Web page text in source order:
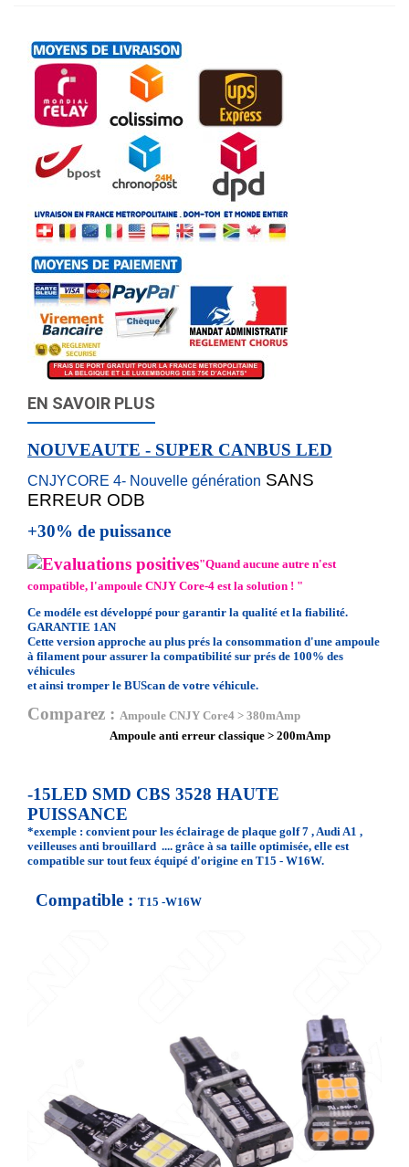
EN SAVOIR PLUS
NOUVEAUTE - SUPER CANBUS LED
CNJYCORE 4- Nouvelle génération SANS
ERREUR ODB
+30% de puissance
"Quand aucune autre n'est
compatible, l'ampoule CNJY Core-4 est la solution ! "
Ce modéle est développé pour garantir la qualité et la fiabilité.
GARANTIE 1AN
Cette version approche au plus prés la consommation d'une ampoule
à filament pour assurer la compatibilité sur prés de 100% des
véhicules
et ainsi tromper le BUScan de votre véhicule.
Comparez : Ampoule CNJY Core4 > 380mAmp
Ampoule anti erreur classique > 200mAmp
-15LED SMD CBS 3528 HAUTE
PUISSANCE
*exemple : convient pour les éclairage de plaque golf 7 , Audi A1 ,
veilleuses anti brouillard .... grâce à sa taille optimisée, elle est
compatible sur tout feux équipé d'origine en T15 - W16W.
Compatible : T15 -W16W